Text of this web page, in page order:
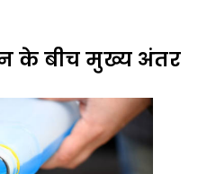
के बीच मुख्य अंतर